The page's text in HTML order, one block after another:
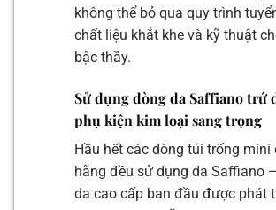
không thể bỏ qua quy trình
chất liệu khắt khe và kỹ thuật
bậc thầy.
Sử dụng dòng da Saffiano trứ
phụ kiện kim loại sang trọng
Hầu hết các dòng túi trống mini
hãng đều sử dụng da Saffiano
da cao cấp ban đầu được phát